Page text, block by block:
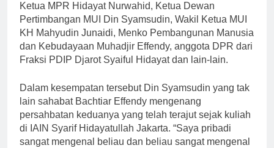
Ketua MPR Hidayat Nurwahid, Ketua Dewan
Pertimbangan MUI Din Syamsudin, Wakil Ketua MUI
KH Mahyudin Junaidi, Menko Pembangunan Manusia
dan Kebudayaan Muhadjir Effendy, anggota DPR dari
Fraksi PDIP Djarot Syaiful Hidayat dan lain-lain.
Dalam kesempatan tersebut Din Syamsudin yang tak
lain sahabat Bachtiar Effendy mengenang
persahbatan keduanya yang telah terajut sejak kuliah
di IAIN Syarif Hidayatullah Jakarta. “Saya pribadi
sangat mengenal beliau dan beliau sangat mengenal